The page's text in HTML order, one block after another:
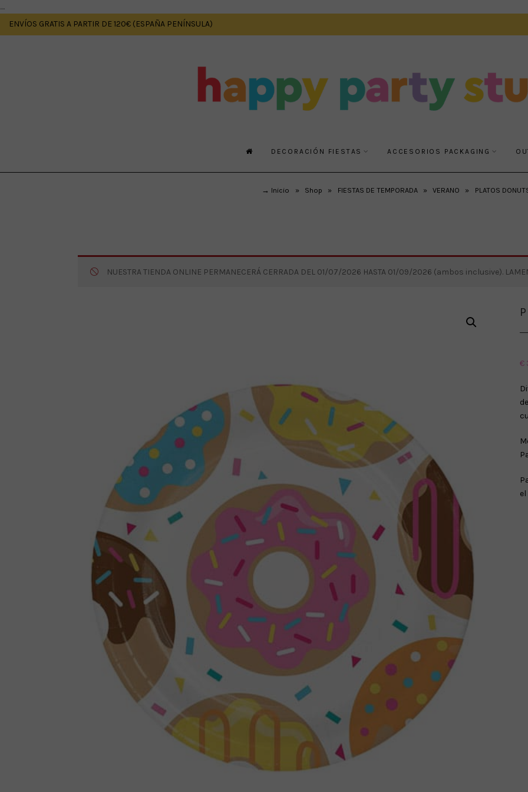
....
ENVÍOS GRATIS A PARTIR DE 120€ (ESPAÑA PENÍNSULA)
DECORACIÓN FIESTAS ACCESORIOS PACKAGING
→ Inicio » Shop » FIESTAS DE TEMPORADA » VERANO » PLATOS
NUESTRA TIENDA ONLINE PERMANECERÁ CERRADA DEL 01/07/2026 HASTA 01/09/2026 (ambos inclusive).
€